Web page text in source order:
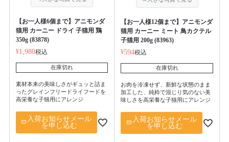
【お一人様6個まで】アニモンダ
猫用 カーニー ドライ 子猫用 鶏
350g (83878)
¥1,980税込
在庫切れ
素材本来の美味しさがギュッと詰ま
ったグレインフリードライフードを
高栄養な子猫用にアレンジ
入荷お知らせメール
を申し込む
【お一人様12個まで】アニモンダ
猫用 カーニー ミート 鳥カクテル
子猫用 200g (83963)
¥594税込
在庫切れ
お肉を冷凍せず、新鮮な状態のまま
加工した、純粋で混じり気のない美
味しさを高栄養な子猫用にアレンジ
入荷お知らせメール
を申し込む